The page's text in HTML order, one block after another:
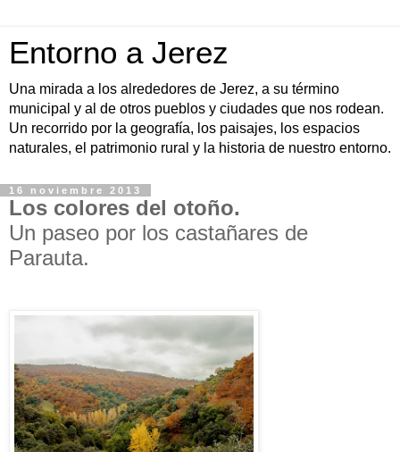
Entorno a Jerez
Una mirada a los alrededores de Jerez, a su término
municipal y al de otros pueblos y ciudades que nos rodean.
Un recorrido por la geografía, los paisajes, los espacios
naturales, el patrimonio rural y la historia de nuestro entorno.
16 noviembre 2013
Los colores del otoño.
Un paseo por los castañares de
Parauta.